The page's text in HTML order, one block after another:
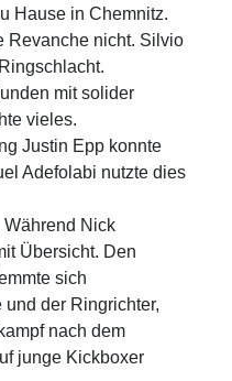
Hause in Chemnitz.
Revanche nicht. Silvio
mit solider
vieles.
Justin Epp konnte
Adefolabi nutzte dies
Nick
Übersicht. Den
sich
der Ringrichter,
nach dem
junge Kickboxer